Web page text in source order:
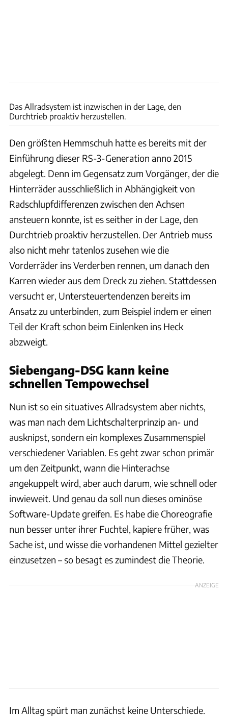
Das Allradsystem ist inzwischen in der Lage, den
Durchtrieb proaktiv herzustellen.
Den größten Hemmschuh hatte es bereits mit der
Einführung dieser RS-3-Generation anno 2015
abgelegt. Denn im Gegensatz zum Vorgänger, der die
Hinterräder ausschließlich in Abhängigkeit von
Radschlupfdifferenzen zwischen den Achsen
ansteuern konnte, ist es seither in der Lage, den
Durchtrieb proaktiv herzustellen. Der Antrieb muss
also nicht mehr tatenlos zusehen wie die
Vorderräder ins Verderben rennen, um danach den
Karren wieder aus dem Dreck zu ziehen. Stattdessen
versucht er, Untersteuertendenzen bereits im
Ansatz zu unterbinden, zum Beispiel indem er einen
Teil der Kraft schon beim Einlenken ins Heck
abzweigt.
Siebengang-DSG kann keine
schnellen Tempowechsel
Nun ist so ein situatives Allradsystem aber nichts,
was man nach dem Lichtschalterprinzip an- und
ausknipst, sondern ein komplexes Zusammenspiel
verschiedener Variablen. Es geht zwar schon primär
um den Zeitpunkt, wann die Hinterachse
angekuppelt wird, aber auch darum, wie schnell oder
inwieweit. Und genau da soll nun dieses ominöse
Software-Update greifen. Es habe die Choreografie
nun besser unter ihrer Fuchtel, kapiere früher, was
Sache ist, und wisse die vorhandenen Mittel gezielter
einzusetzen – so besagt es zumindest die Theorie.
ANZEIGE
Im Alltag spürt man zunächst keine Unterschiede.